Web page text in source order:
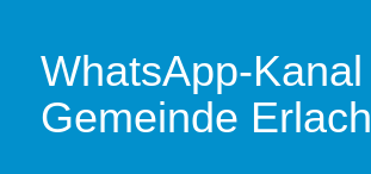
WhatsApp-Kanal
Gemeinde Erlach